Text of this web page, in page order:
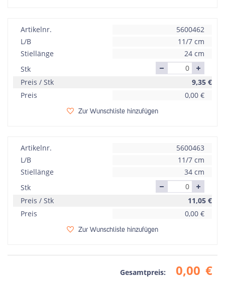
Artikelnr.
5600462
L/B
11/7 cm
Stiellänge
24 cm
Stk
Preis / Stk
9,35 €
Preis
0,00 €
Zur Wunschliste hinzufügen
Artikelnr.
5600463
L/B
11/7 cm
Stiellänge
34 cm
Stk
Preis / Stk
11,05 €
Preis
0,00 €
Zur Wunschliste hinzufügen
Gesamtpreis: 0,00 €